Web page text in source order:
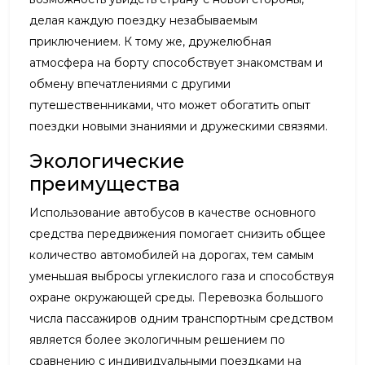
делая каждую поездку незабываемым
приключением. К тому же, дружелюбная
атмосфера на борту способствует знакомствам и
обмену впечатлениями с другими
путешественниками, что может обогатить опыт
поездки новыми знаниями и дружескими связями.
Экологические
преимущества
Использование автобусов в качестве основного
средства передвижения помогает снизить общее
количество автомобилей на дорогах, тем самым
уменьшая выбросы углекислого газа и способствуя
охране окружающей среды. Перевозка большого
числа пассажиров одним транспортным средством
является более экологичным решением по
сравнению с индивидуальными поездками на